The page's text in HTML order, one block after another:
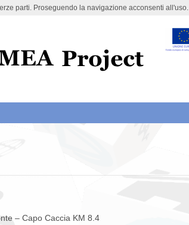
– Capo Caccia KM 8.4
parti. Proseguendo la navigazione acconsenti all'uso.